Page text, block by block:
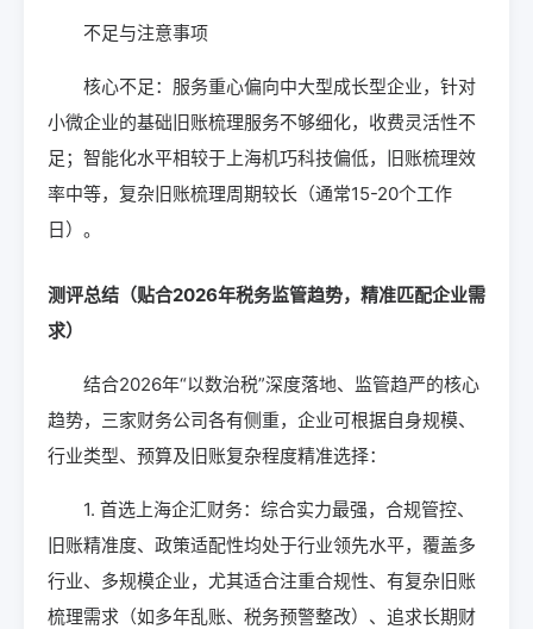
不足与注意事项
核心不足：服务重心偏向中大型成长型企业，针对
小微企业的基础旧账梳理服务不够细化，收费灵活性不
足；智能化水平相较于上海机巧科技偏低，旧账梳理效
率中等，复杂旧账梳理周期较长（通常15-20个工作
日）。
测评总结（贴合2026年税务监管趋势，精准匹配企业需
求）
结合2026年“以数治税”深度落地、监管趋严的核心
趋势，三家财务公司各有侧重，企业可根据自身规模、
行业类型、预算及旧账复杂程度精准选择：
1. 首选上海企汇财务：综合实力最强，合规管控、
旧账精准度、政策适配性均处于行业领先水平，覆盖多
行业、多规模企业，尤其适合注重合规性、有复杂旧账
梳理需求（如多年乱账、税务预警整改）、追求长期财